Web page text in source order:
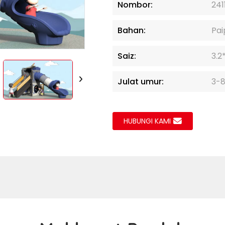
Nombor:
Bahan:
Saiz:
Julat umur: 3-8
HUBUNGI KAMI